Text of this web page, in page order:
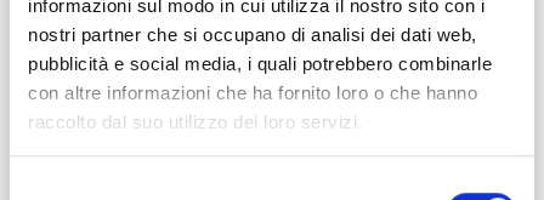
informazioni sul modo in cui utilizza il nostro sito con i
nostri partner che si occupano di analisi dei dati web,
pubblicità e social media, i quali potrebbero combinarle
con altre informazioni che ha fornito loro o che hanno
raccolto dal suo utilizzo dei loro servizi.